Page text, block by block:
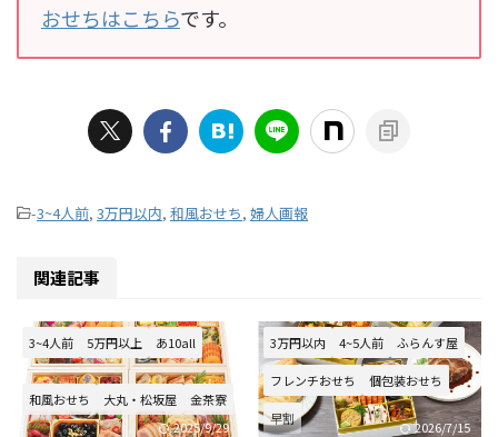
おせちはこちらです。
-3~4人前, 3万円以内, 和風おせち, 婦人画報
関連記事
3~4人前 5万円以上 あ10all
和風おせち 大丸・松坂屋
金茶寮
2025/9/29
3万円以内 4~5人前 ふらんす屋
フレンチおせち 個包装おせち
早割 2026/7/15